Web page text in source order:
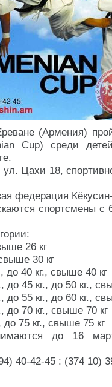
(Армения)
Cup) среди
Цахи 18,
федерация
спортсмены
26 кг
30 кг
до 40 кг., свыше 40 кг
до 45 кг., до 50 кг.,
до 55 кг., до 60 кг.,
до 70 кг., свыше 70 кг
75 кг., свыше 75 кг
до 16
40-42-45 : (374 10)